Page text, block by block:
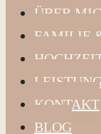
ÜBER
FAMILIE
KONTAKT
BLOG